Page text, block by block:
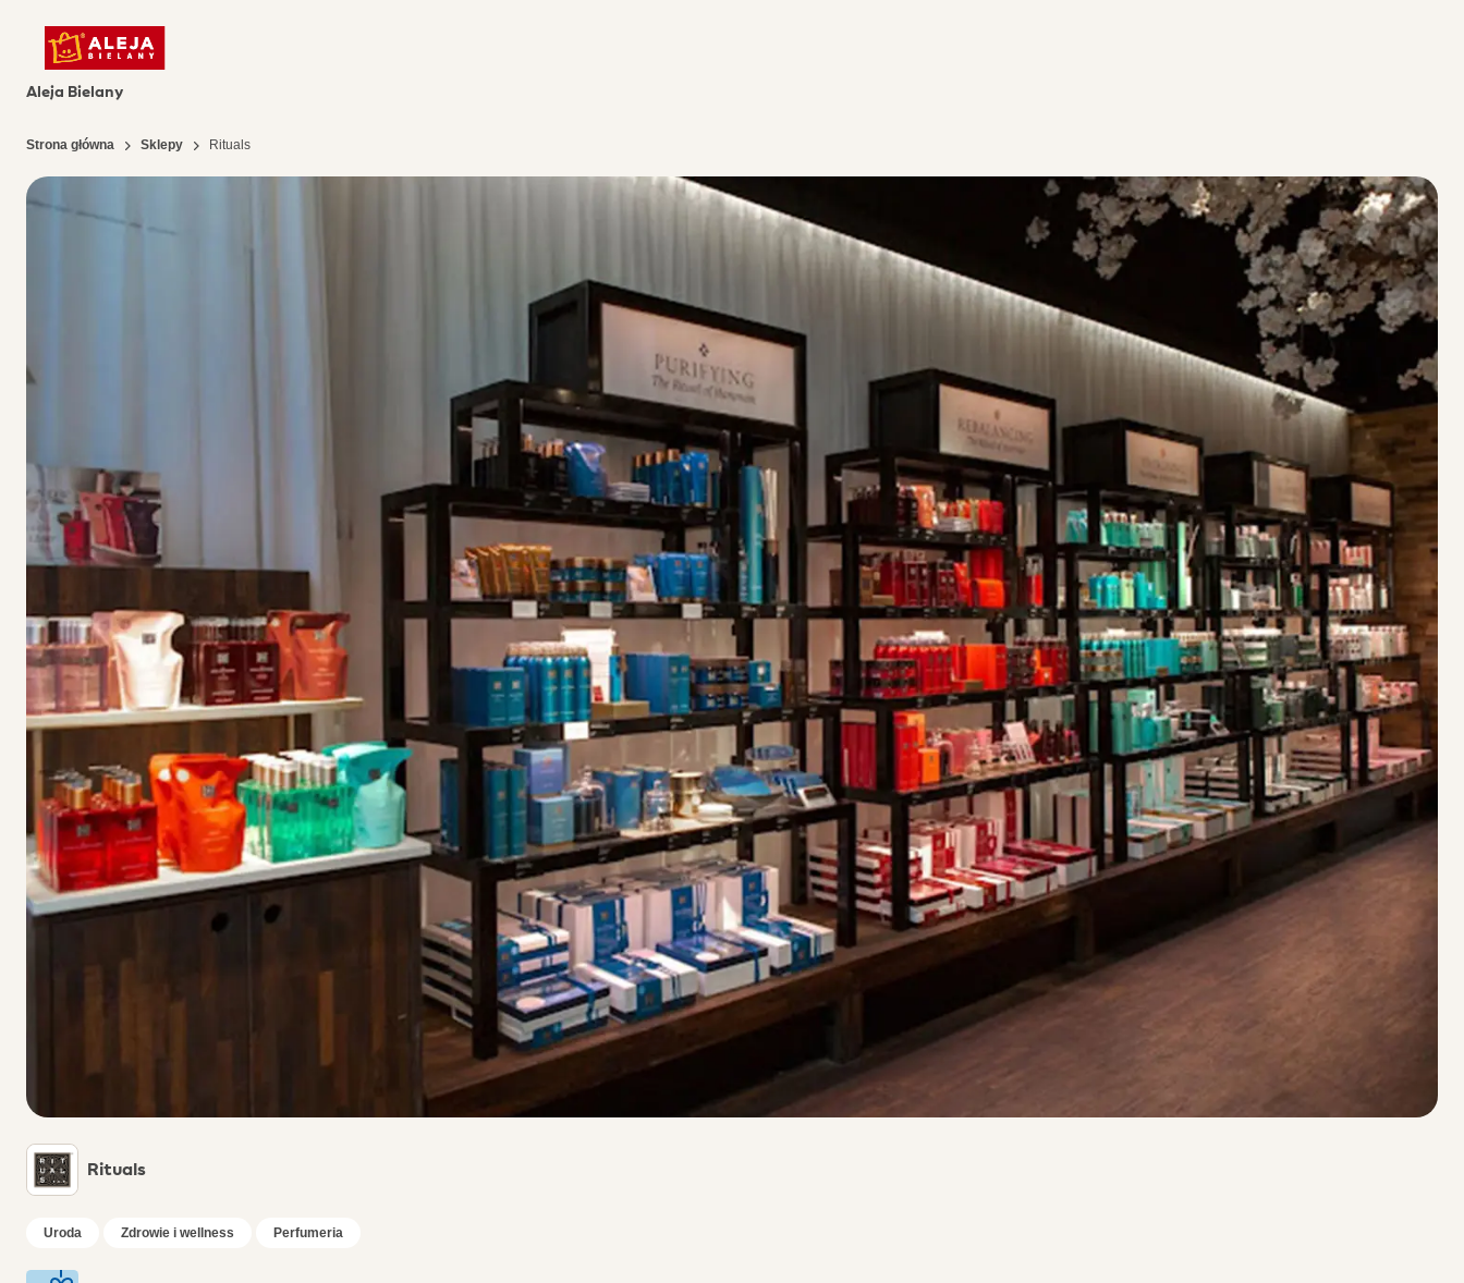
Aleja Bielany
Strona główna Sklepy Rituals
Rituals
Uroda Zdrowie i wellness Perfumeria